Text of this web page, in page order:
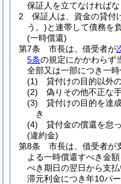
保証人を立てなければな
2
保証人は、資金の貸付
う。)と連帯して債務を
(一時償還)
第7条
市長は、借受者が
5条の規定にかかわらず
全部又は一部につき一
(1)
貸付けの目的以外
(2)
偽りその他不正な
(3)
貸付けの目的を達
き
(4)
貸付金の償還を怠
(違約金)
第8条
市長は、借受者が
よる一時償還すべき金
べき期日の翌日から支
滞元利金につき年10パ